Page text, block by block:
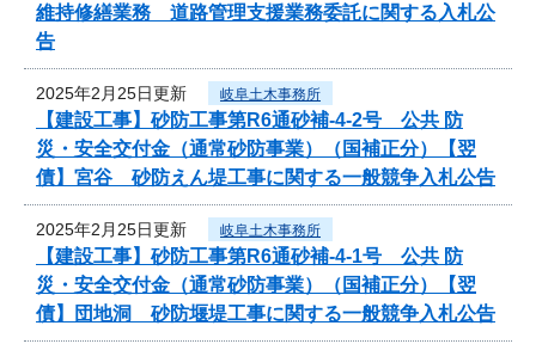
維持修繕業務 道路管理支援業務委託に関する入札公
告
2025年2月25日更新 岐阜土木事務所
【建設工事】砂防工事第R6通砂補-4-2号 公共 防
災・安全交付金（通常砂防事業）（国補正分）【翌
債】宮谷 砂防えん堤工事に関する一般競争入札公告
2025年2月25日更新 岐阜土木事務所
【建設工事】砂防工事第R6通砂補-4-1号 公共 防
災・安全交付金（通常砂防事業）（国補正分）【翌
債】団地洞 砂防堰堤工事に関する一般競争入札公告